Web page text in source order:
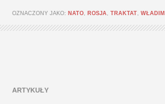
OZNACZONY JAKO: NATO ROSJA TRAKTAT
ARTYKUŁY